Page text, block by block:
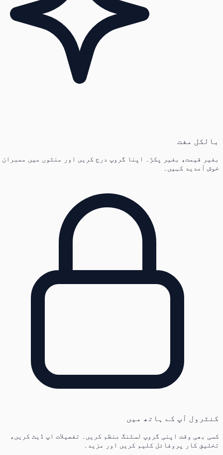
بالکل مفت
بغیر قیمت، بغیر پکڑ۔ اپنا گروپ درج کریں اور منٹوں میں ممبران
خوش آمدید کہیں۔
کنٹرول آپ کے ہاتھ میں
کسی بھی وقت اپنی گروپ لسٹنگ منظم کریں۔ تفصیلات اپ ڈیٹ کریں،
تخلیق کار پروفائل کلیم کریں اور مزید۔